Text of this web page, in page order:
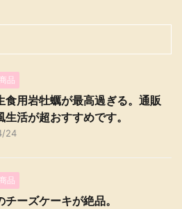
品
食用岩牡蠣が最高過ぎる。通販
生活が超おすすめです。
24
品
チーズケーキが絶品。